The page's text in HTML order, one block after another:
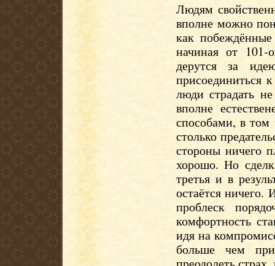
Людям
вполне можно
как
начиная от 101-
дерутся за
присоединиться
люди страдать
вполне
способами, в том
столько
стороны ничего
хорошо. Но
третья и в
остаётся ничего.
проблеск
комфортность
идя на
больше чем